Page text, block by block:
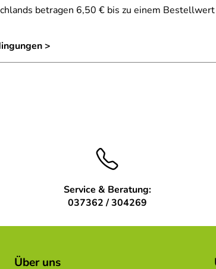
betragen 6,50 € bis zu einem
>
Service & Beratung:
037362 / 304269
Über uns